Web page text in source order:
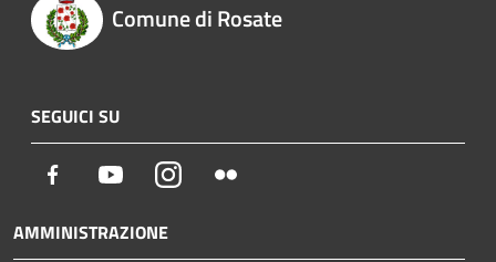
Comune di Rosate
SEGUICI SU
Facebook YoutubeInstagram
AMMINISTRAZIONE